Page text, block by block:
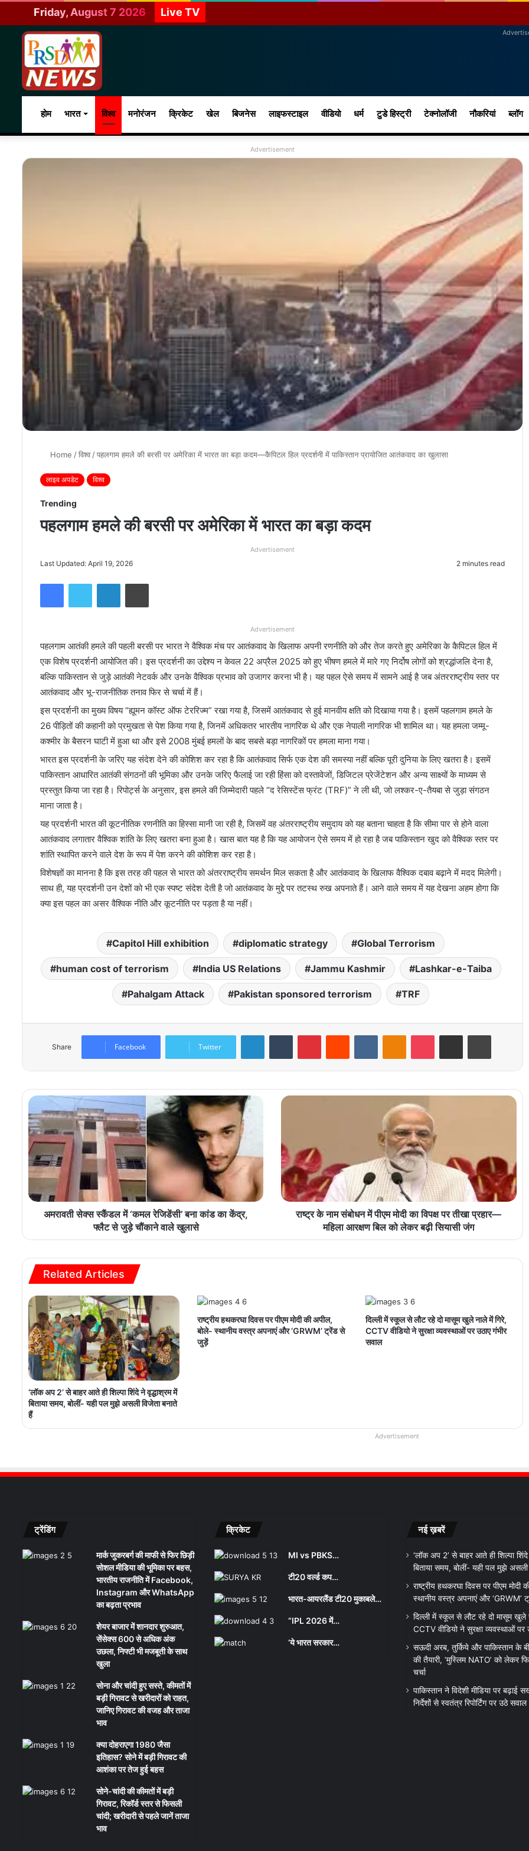
Friday, August 7 2026 Live TV
होम भारत विश्व मनोरंजन क्रिकेट खेल बिजनेस लाइफस्टाइल वीडियो धर्म टुडे हिस्ट्री टेक्नोलॉजी नौकरियां ब्लॉग
Advertisement
Home /विश्व/पहलगाम हमले की बरसी पर अमेरिका में भारत का बड़ा कदम—कैपिटल हिल प्रदर्शनी में पाकिस्तान प्रायोजित आतंकवाद का खुलासा
लाइव अपडेट विश्व
Trending
पहलगाम हमले की बरसी पर अमेरिका में भारत का बड़ा कदम
Advertisement
Last Updated: April 19, 2026 2 minutes read
Advertisement
पहलगाम आतंकी हमले की पहली बरसी पर भारत ने वैश्विक मंच पर आतंकवाद के खिलाफ अपनी रणनीति को और तेज करते हुए अमेरिका के कैपिटल हिल में
एक विशेष प्रदर्शनी आयोजित की। इस प्रदर्शनी का उद्देश्य न केवल 22 अप्रैल 2025 को हुए भीषण हमले में मारे गए निर्दोष लोगों को श्रद्धांजलि देना है,
बल्कि पाकिस्तान से जुड़े आतंकी नेटवर्क और उनके वैश्विक प्रभाव को उजागर करना भी है। यह पहल ऐसे समय में सामने आई है जब अंतरराष्ट्रीय स्तर पर
आतंकवाद और भू-राजनीतिक तनाव फिर से चर्चा में हैं।
इस प्रदर्शनी का मुख्य विषय “ह्यूमन कॉस्ट ऑफ टेररिज्म” रखा गया है, जिसमें आतंकवाद से हुई मानवीय क्षति को दिखाया गया है। इसमें पहलगाम हमले के
26 पीड़ितों की कहानी को प्रमुखता से पेश किया गया है, जिनमें अधिकतर भारतीय नागरिक थे और एक नेपाली नागरिक भी शामिल था। यह हमला जम्मू-
कश्मीर के बैसरन घाटी में हुआ था और इसे 2008 मुंबई हमलों के बाद सबसे बड़ा नागरिकों पर हमला माना गया।
भारत इस प्रदर्शनी के जरिए यह संदेश देने की कोशिश कर रहा है कि आतंकवाद सिर्फ एक देश की समस्या नहीं बल्कि पूरी दुनिया के लिए खतरा है। इसमें
पाकिस्तान आधारित आतंकी संगठनों की भूमिका और उनके जरिए फैलाई जा रही हिंसा को दस्तावेजों, डिजिटल प्रेजेंटेशन और अन्य साक्ष्यों के माध्यम से
प्रस्तुत किया जा रहा है। रिपोर्ट्स के अनुसार, इस हमले की जिम्मेदारी पहले “द रेसिस्टेंस फ्रंट (TRF)” ने ली थी, जो लश्कर-ए-तैयबा से जुड़ा संगठन
माना जाता है।
यह प्रदर्शनी भारत की कूटनीतिक रणनीति का हिस्सा मानी जा रही है, जिसमें वह अंतरराष्ट्रीय समुदाय को यह बताना चाहता है कि सीमा पार से होने वाला
आतंकवाद लगातार वैश्विक शांति के लिए खतरा बना हुआ है। खास बात यह है कि यह आयोजन ऐसे समय में हो रहा है जब पाकिस्तान खुद को वैश्विक स्तर पर
शांति स्थापित करने वाले देश के रूप में पेश करने की कोशिश कर रहा है।
विशेषज्ञों का मानना है कि इस तरह की पहल से भारत को अंतरराष्ट्रीय समर्थन मिल सकता है और आतंकवाद के खिलाफ वैश्विक दबाव बढ़ाने में मदद मिलेगी।
साथ ही, यह प्रदर्शनी उन देशों को भी एक स्पष्ट संदेश देती है जो आतंकवाद के मुद्दे पर तटस्थ रुख अपनाते हैं। आने वाले समय में यह देखना अहम होगा कि
क्या इस पहल का असर वैश्विक नीति और कूटनीति पर पड़ता है या नहीं।
Capitol Hill exhibition diplomatic strategy Global Terrorism
human cost of terrorism India US Relations Jammu Kashmir Lashkar-e-Taiba
Pahalgam Attack Pakistan sponsored terrorism TRF
Share Facebook Twitter
अमरावती सेक्स स्कैंडल में ‘कमल रेजिडेंसी’ बना कांड का केंद्र,
फ्लैट से जुड़े चौंकाने वाले खुलासे
राष्ट्र के नाम संबोधन में पीएम मोदी का विपक्ष पर तीखा प्रहार—
महिला आरक्षण बिल को लेकर बढ़ी सियासी जंग
Related Articles
‘लॉक अप 2’ से बाहर आते ही शिल्पा शिंदे ने वृद्धाश्रम में
बिताया समय, बोलीं- यही पल मुझे असली विजेता बनाते
हैं
राष्ट्रीय हथकरघा दिवस पर पीएम मोदी की अपील,
बोले- स्थानीय वस्त्र अपनाएं और ‘GRWM’ ट्रेंड से
जुड़ें
दिल्ली में स्कूल से लौट रहे दो मासूम खुले नाले में गिरे,
CCTV वीडियो ने सुरक्षा व्यवस्थाओं पर उठाए गंभीर
सवाल
Advertisement
ट्रेंडिंग
मार्क जुकरबर्ग की माफी से फिर छिड़ी
सोशल मीडिया की भूमिका पर बहस,
भारतीय राजनीति में Facebook,
Instagram और WhatsApp
का बढ़ता प्रभाव
शेयर बाजार में शानदार शुरुआत,
सेंसेक्स 600 से अधिक अंक
उछला, निफ्टी भी मजबूती के साथ
खुला
सोना और चांदी हुए सस्ते, कीमतों में
बड़ी गिरावट से खरीदारों को राहत,
जानिए गिरावट की वजह और ताजा
भाव
क्या दोहराएगा 1980 जैसा
इतिहास? सोने में बड़ी गिरावट की
आशंका पर तेज हुई बहस
सोने-चांदी की कीमतों में बड़ी
गिरावट, रिकॉर्ड स्तर से फिसली
चांदी; खरीदारी से पहले जानें ताजा
भाव
क्रिकेट
MI vs PBKS…
टी20 वर्ल्ड कप…
भारत-आयरलैंड टी20 मुकाबले…
“IPL 2026 में…
‘ये भारत सरकार…
नई ख़बरें
‘लॉक अप 2’ से बाहर आते ही शिल्पा
बिताया समय, बोलीं- यही पल मुझे असली
राष्ट्रीय हथकरघा दिवस पर पीएम मोदी
स्थानीय वस्त्र अपनाएं और
दिल्ली में स्कूल से लौट रहे दो मासूम खुले
CCTV वीडियो ने सुरक्षा व्यवस्थाओं पर
सऊदी अरब, तुर्किये और पाकिस्तान के
की तैयारी, ‘मुस्लिम NATO’ को लेकर
चर्चा
पाकिस्तान ने विदेशी मीडिया पर बढ़ाई
निर्देशों से स्वतंत्र रिपोर्टिंग पर उठे सवाल